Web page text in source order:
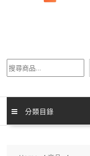
分類目錄